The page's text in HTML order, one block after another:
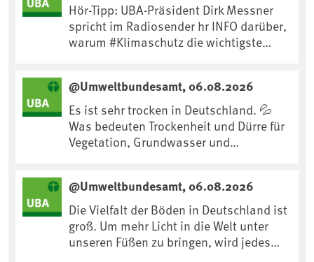
Hör-Tipp: UBA-Präsident Dirk Messner
spricht im Radiosender hr INFO darüber,
warum #Klimaschutz die wichtigste
https://www.ardsounds.de/episode/urn
:ard:episode:0e7cf1c4b819c26d/
@Umweltbundesamt, 06.08.2026
Es ist sehr trocken in Deutschland. 💦
Was bedeuten Trockenheit und Dürre für
Vegetation, Grundwasser und
anpassen?🤔Antworten auf diese und
weitere Fragen auf unserer Webseite:
www.uba.de/trockenheit #Trockenheit
#Klimawandel
@Umweltbundesamt, 06.08.2026
Die Vielfalt der Böden in Deutschland ist
groß. Um mehr Licht in die Welt unter
unseren Füßen zu bringen, wird jedes